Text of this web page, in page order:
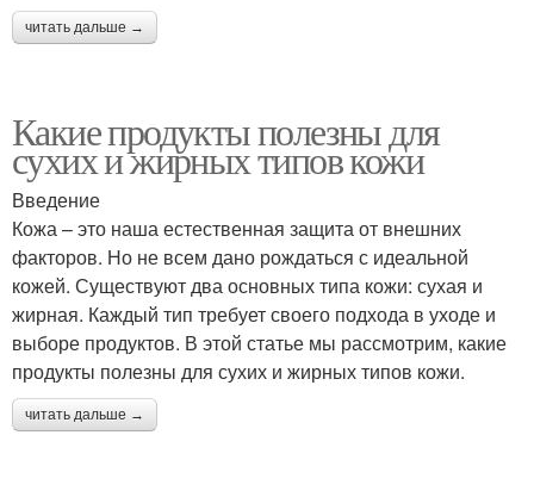
читать дальше →
Какие продукты полезны для
сухих и жирных типов кожи
Введение
Кожа – это наша естественная защита от внешних
факторов. Но не всем дано рождаться с идеальной
кожей. Существуют два основных типа кожи: сухая и
жирная. Каждый тип требует своего подхода в уходе и
выборе продуктов. В этой статье мы рассмотрим, какие
продукты полезны для сухих и жирных типов кожи.
читать дальше →